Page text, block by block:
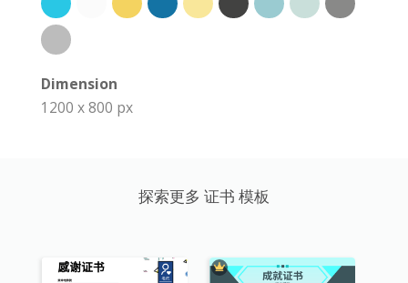
Dimension
1200 x 800 px
探索更多 证书 模板